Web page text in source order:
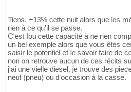
Tiens, +13% cette nuit alors que les
rien à ce qu'il se passe.
C'est fou cette capacité à ne rien
un bel exemple alors que vous êtes
saisir le potentiel et le savoir faire de
non on retrouve aucun de ces récits
j'ai une vielle diesel, je trouve des
neuf (pneu) ou d'occasion à la casse.